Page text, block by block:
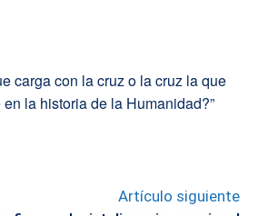
carga con la cruz o la cruz la que
la historia de la Humanidad?”
Artículo siguiente